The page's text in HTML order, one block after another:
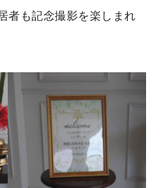
者も記念撮影を楽しまれ